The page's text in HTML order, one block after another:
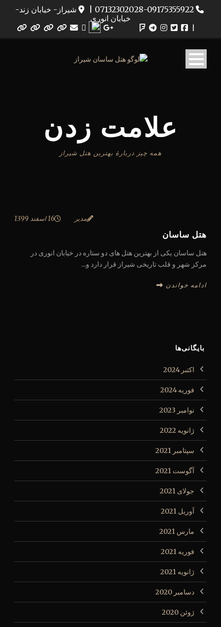
07132302028-09175355922
شیراز- خیابان زند-
خیابان انوری
علامت زدن
همه چیز دربارۀ بهترین هتل شیراز
16 اسفند 1399 مدیر
هتل ساسان
هتل ساسان یکی از بهترین هتل های دو ستاره در خیابان انوری در
مرکز شهر و قلب تاریخی شیراز قرار دارد و...
ادامه خواندن
بایگانی‌ها
اکتبر 2024
فوریه 2024
نوامبر 2023
ژانویه 2022
سپتامبر 2021
آگوست 2021
جولای 2021
آوریل 2021
مارس 2021
فوریه 2021
ژانویه 2021
دسامبر 2020
ژوئن 2020